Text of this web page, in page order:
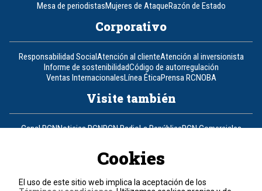
Mesa de periodistasMujeres de AtaqueRazón de Estado
Corporativo
Responsabilidad SocialAtención al clienteAtención al inversionista
Informe de sostenibilidadCódigo de autorregulación
Ventas InternacionalesLínea ÉticaPrensa RCNOBA
Visite también
Canal RCNNoticias RCNRCN RadioLa RepúblicaRCN Comerciales
Un producto de RCN Televisión
Contáctenos
Cookies
El uso de este sitio web implica la aceptación de los